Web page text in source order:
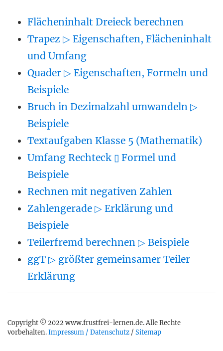
Flächeninhalt Dreieck berechnen
Trapez ▷ Eigenschaften, Flächeninhalt
und Umfang
Quader ▷ Eigenschaften, Formeln und
Beispiele
Bruch in Dezimalzahl umwandeln ▷
Beispiele
Textaufgaben Klasse 5 (Mathematik)
Umfang Rechteck ▯ Formel und
Beispiele
Rechnen mit negativen Zahlen
Zahlengerade ▷ Erklärung und
Beispiele
Teilerfremd berechnen ▷ Beispiele
ggT ▷ größter gemeinsamer Teiler
Erklärung
Copyright © 2022 www.frustfrei-lernen.de. Alle Rechte
vorbehalten.Impressum / Datenschutz / Sitemap